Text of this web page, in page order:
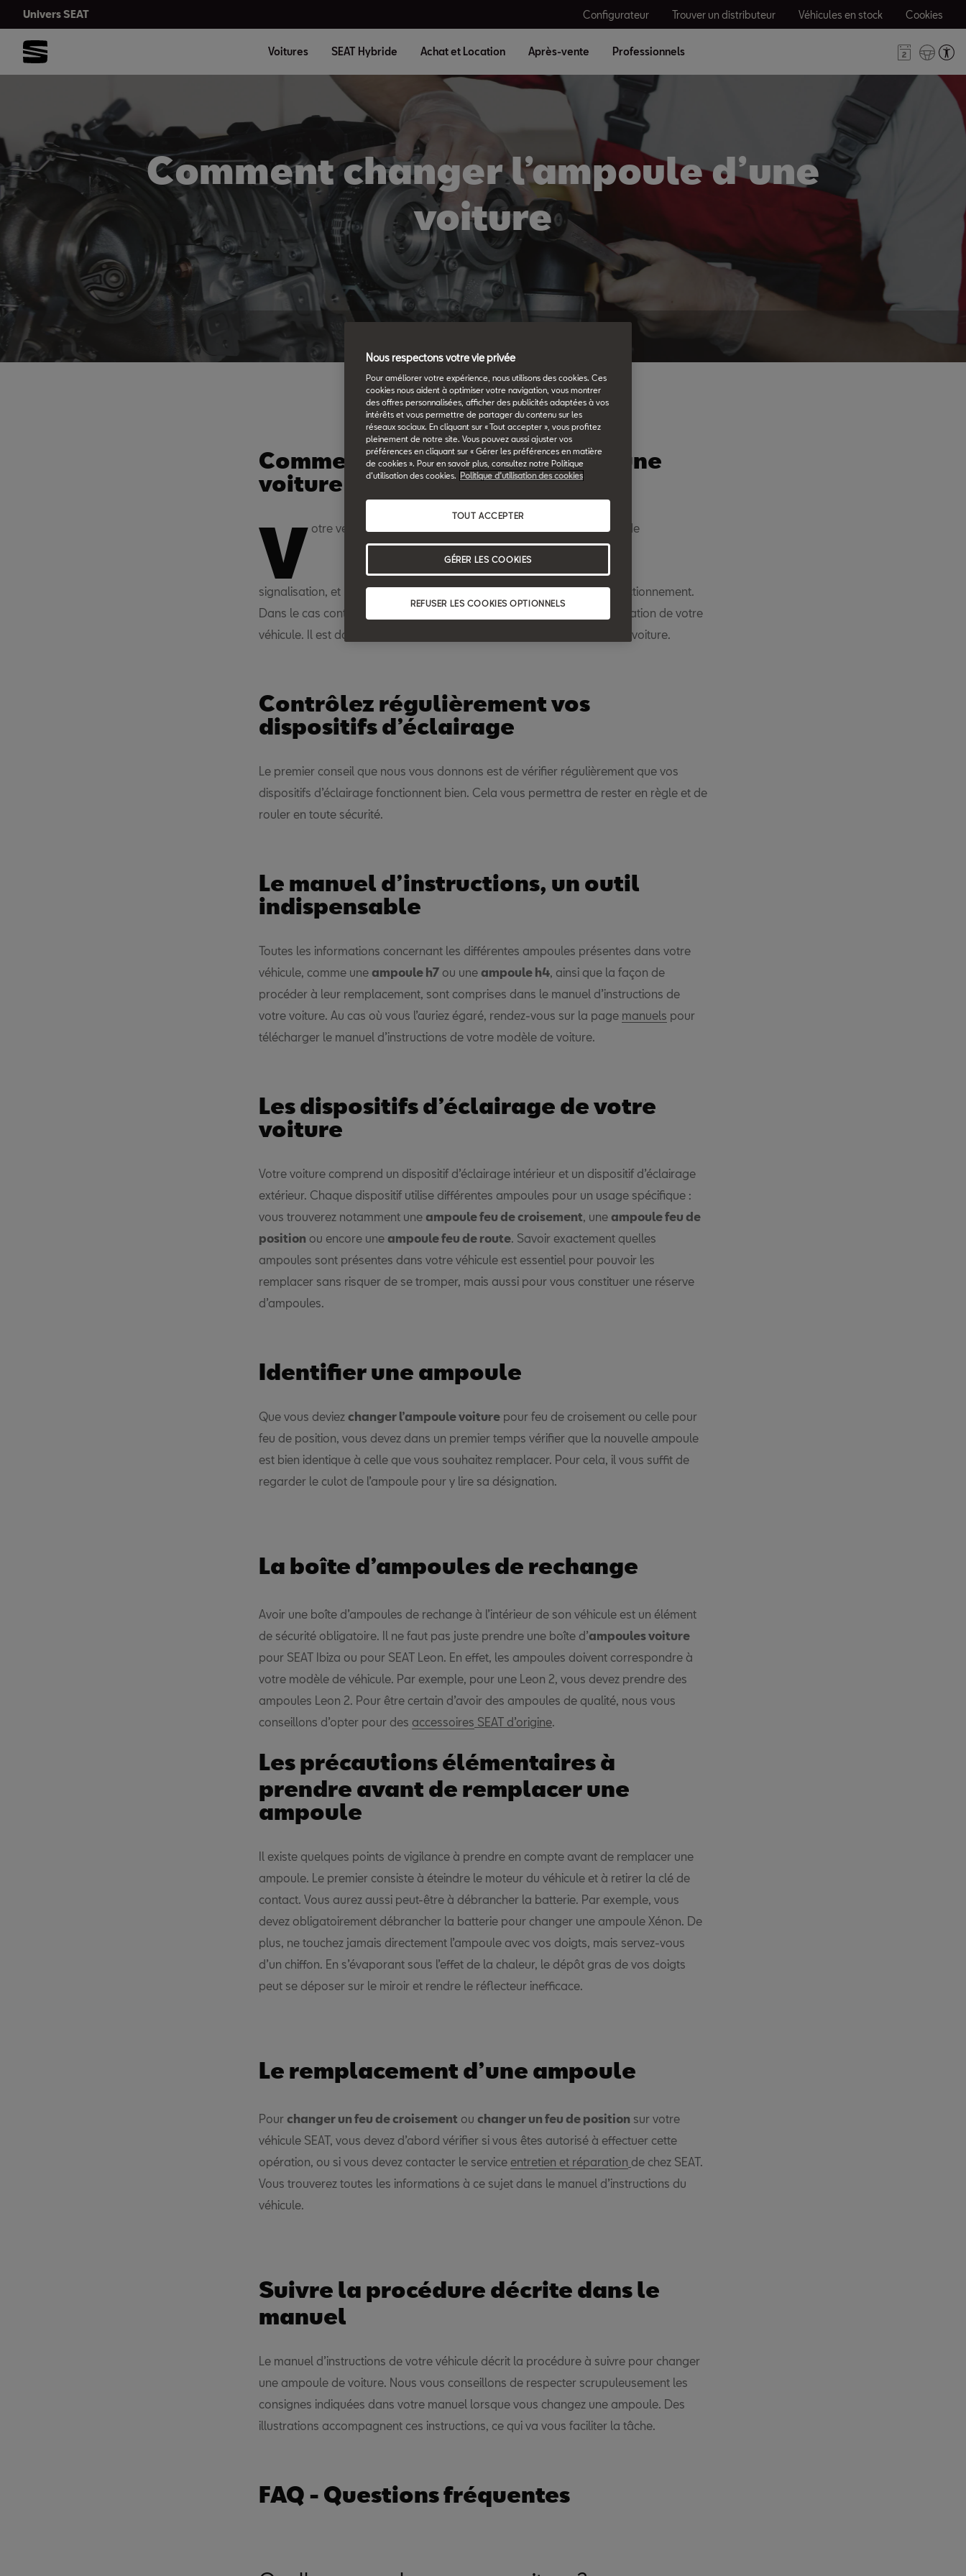
Univers SEAT Configurateur Trouver un distributeur Véhicules en stock Cookies
Voitures SEAT Hybride Achat et Location Après-vente Professionnels
Comment changer l’ampoule d’une
voiture
Comment changer l’ampoule d’une
voiture
V otre véhicule est doté de différents dispositifs d’éclairage et de
signalisation, et la loi vous oblige à les maintenir en parfait état de fonctionnement.
Dans le cas contraire, vous risquez une amende, mais aussi l’immobilisation de votre
véhicule. Il est donc essentiel de savoir changer les ampoules de votre voiture.
Contrôlez régulièrement vos
dispositifs d’éclairage
Le premier conseil que nous vous donnons est de vérifier régulièrement que vos
dispositifs d’éclairage fonctionnent bien. Cela vous permettra de rester en règle et de
rouler en toute sécurité.
Le manuel d’instructions, un outil
indispensable
Toutes les informations concernant les différentes ampoules présentes dans votre
véhicule, comme une ampoule h7 ou une ampoule h4, ainsi que la façon de
procéder à leur remplacement, sont comprises dans le manuel d’instructions de
votre voiture. Au cas où vous l’auriez égaré, rendez-vous sur la page manuels pour
télécharger le manuel d’instructions de votre modèle de voiture.
Les dispositifs d’éclairage de votre
voiture
Votre voiture comprend un dispositif d’éclairage intérieur et un dispositif d’éclairage
extérieur. Chaque dispositif utilise différentes ampoules pour un usage spécifique :
vous trouverez notamment une ampoule feu de croisement, une ampoule feu de
position ou encore une ampoule feu de route. Savoir exactement quelles
ampoules sont présentes dans votre véhicule est essentiel pour pouvoir les
remplacer sans risquer de se tromper, mais aussi pour vous constituer une réserve
d’ampoules.
Identifier une ampoule
Que vous deviez changer l’ampoule voiture pour feu de croisement ou celle pour
feu de position, vous devez dans un premier temps vérifier que la nouvelle ampoule
est bien identique à celle que vous souhaitez remplacer. Pour cela, il vous suffit de
regarder le culot de l’ampoule pour y lire sa désignation.
La boîte d’ampoules de rechange
Avoir une boîte d’ampoules de rechange à l’intérieur de son véhicule est un élément
de sécurité obligatoire. Il ne faut pas juste prendre une boîte d’ampoules voiture
pour SEAT Ibiza ou pour SEAT Leon. En effet, les ampoules doivent correspondre à
votre modèle de véhicule. Par exemple, pour une Leon 2, vous devez prendre des
ampoules Leon 2. Pour être certain d’avoir des ampoules de qualité, nous vous
conseillons d’opter pour des accessoires SEAT d’origine.
Les précautions élémentaires à
prendre avant de remplacer une
ampoule
Il existe quelques points de vigilance à prendre en compte avant de remplacer une
ampoule. Le premier consiste à éteindre le moteur du véhicule et à retirer la clé de
contact. Vous aurez aussi peut-être à débrancher la batterie. Par exemple, vous
devez obligatoirement débrancher la batterie pour changer une ampoule Xénon. De
plus, ne touchez jamais directement l’ampoule avec vos doigts, mais servez-vous
d’un chiffon. En s’évaporant sous l’effet de la chaleur, le dépôt gras de vos doigts
peut se déposer sur le miroir et rendre le réflecteur inefficace.
Le remplacement d’une ampoule
Pour changer un feu de croisement ou changer un feu de position sur votre
véhicule SEAT, vous devez d’abord vérifier si vous êtes autorisé à effectuer cette
opération, ou si vous devez contacter le service entretien et réparation de chez SEAT.
Vous trouverez toutes les informations à ce sujet dans le manuel d’instructions du
véhicule.
Suivre la procédure décrite dans le
manuel
Le manuel d’instructions de votre véhicule décrit la procédure à suivre pour changer
une ampoule de voiture. Nous vous conseillons de respecter scrupuleusement les
consignes indiquées dans votre manuel lorsque vous changez une ampoule. Des
illustrations accompagnent ces instructions, ce qui va vous faciliter la tâche.
FAQ - Questions fréquentes
Nous respectons votre vie privée
Pour améliorer votre expérience, nous utilisons des cookies. Ces
cookies nous aident à optimiser votre navigation, vous montrer
des offres personnalisées, afficher des publicités adaptées à vos
intérêts et vous permettre de partager du contenu sur les
réseaux sociaux. En cliquant sur « Tout accepter », vous profitez
pleinement de notre site. Vous pouvez aussi ajuster vos
préférences en cliquant sur « Gérer les préférences en matière
de cookies ». Pour en savoir plus, consultez notre Politique
d’utilisation des cookies. Politique d’utilisation des cookies
REFUSER LES COOKIES OPTIONNELS
TOUT ACCEPTER
GÉRER LES COOKIES